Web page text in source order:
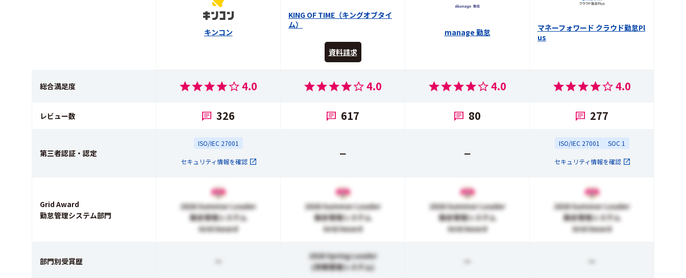
キンコン
KING OF TIME（キングオブタイ
ム）
資料請求
manage 勤怠
マネーフォワード クラウド勤怠Pl
us
総合満足度 4.0 4.0 4.0 4.0
レビュー数 326 617 80 277
第三者認証・認定
ISO/IEC 27001
セキュリティ情報を確認
ー ー
ISO/IEC 27001 SOC 1
セキュリティ情報を確認
Grid Award
勤怠管理システム部門
2026 Summer Leader
勤怠管理システム
Grid Award
2026 Summer Leader
勤怠管理システム
Grid Award
2026 Summer Leader
勤怠管理システム
Grid Award
2026 Summer Leader
勤怠管理システム
Grid Award
部門別受賞歴 ー
2026 Spring Leader
(労務管理システム)
ー ー